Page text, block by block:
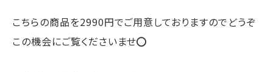
こちらの商品を2990円でご用意しておりますのでどうぞ
この機会にご覧くださいませ⭕️